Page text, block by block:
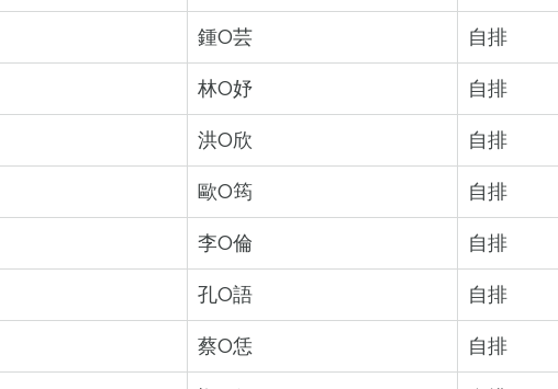
鍾O芸 自排
林O妤 自排
洪O欣 自排
歐O筠 自排
李O倫 自排
孔O語 自排
蔡O恁 自排